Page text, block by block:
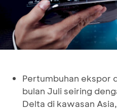
Pertumbuhan ekspor
bulan Juli seiring
Delta di kawasan